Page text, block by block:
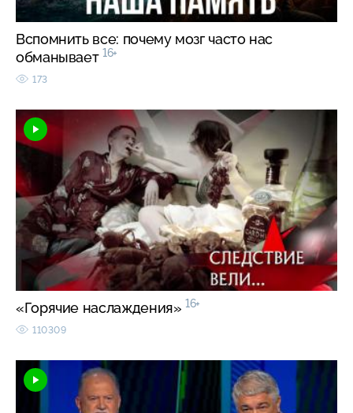
Вспомнить все: почему мозг часто нас
обманывает 16+
173
«Горячие наслаждения» 16+
110309